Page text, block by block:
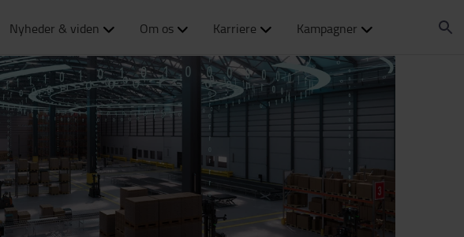
Nyheder & viden Om os Karriere Kampagner